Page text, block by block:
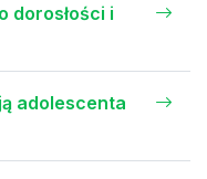
dorosłości i
adolescenta